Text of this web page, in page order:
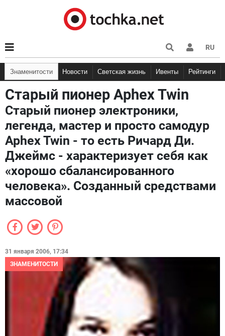
RU
Знаменитости Новости Светская жизнь Ивенты Рейтинги
Старый пионер Aphex Twin
Старый пионер электроники,
легенда, мастер и просто самодур
Aphex Twin - то есть Ричард Ди.
Джеймс - характеризует себя как
«хорошо сбалансированного
человека». Созданный средствами
массовой
31 января 2006, 17:34
ЗНАМЕНИТОСТИ